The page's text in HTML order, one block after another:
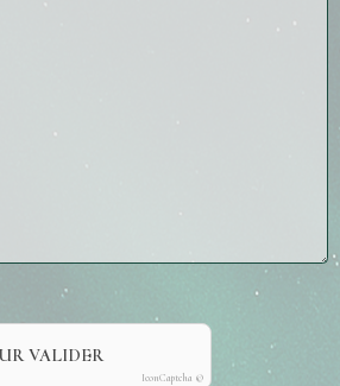
VALIDER
IconCaptcha ©